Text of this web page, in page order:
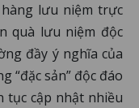
lưu niệm trực
quà lưu niệm độc
đầy ý nghĩa của
“đặc sản” độc đáo
tục cập nhật nhiều